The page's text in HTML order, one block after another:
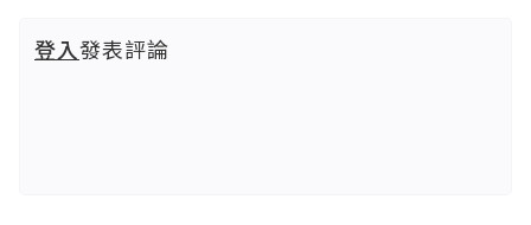
登入發表評論